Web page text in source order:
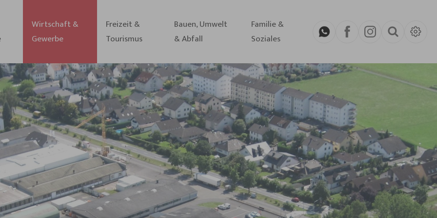
Wirtschaft &
Gewerbe
Freizeit &
Tourismus
Bauen, Umwelt
& Abfall
Familie &
Soziales